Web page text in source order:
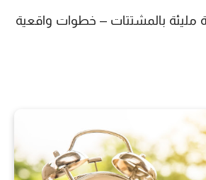
مليئة بالمشتتات – خطوات واقعية